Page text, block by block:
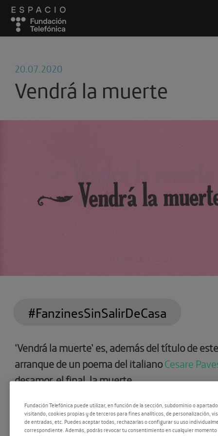
20.07.2020
Vendrá la muerte
#FanzinesSinSalirDeCasa
‘Vendrá la muerte’ es, además del título de
arranque de un poema del italianoCesare
desamor, el final, la muerte.
La editoraAndrea Galaxinaaborda en esta
sentimientos como lasoledad, el miedo y la
Fundación Telefónica puede utilizar, en función de la sección, subdominio o
visitando, cookies propias y de terceros para fines analíticos, de personalización,
de entradas, etc. Puedes aceptar todas, rechazarlas o configurar su uso
correspondiente. Además, podrás revocar tu consentimiento en cualquier momento